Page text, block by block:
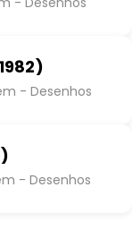
- Desenhos
- Desenhos